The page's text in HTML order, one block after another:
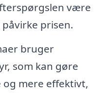
være
prisen.
bruger
som kan gøre
mere effektivt,